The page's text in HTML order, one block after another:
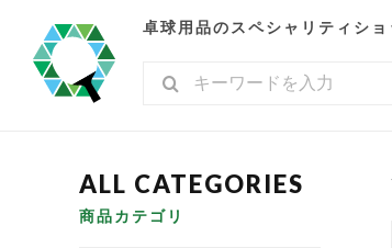
卓球用品のスペシャリティシ
商品カテゴリ